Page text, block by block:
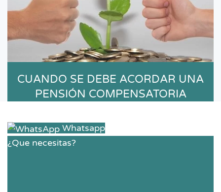
CUANDO SE DEBE ACORDAR UNA
PENSIÓN COMPENSATORIA
Whatsapp
¿Que necesitas?